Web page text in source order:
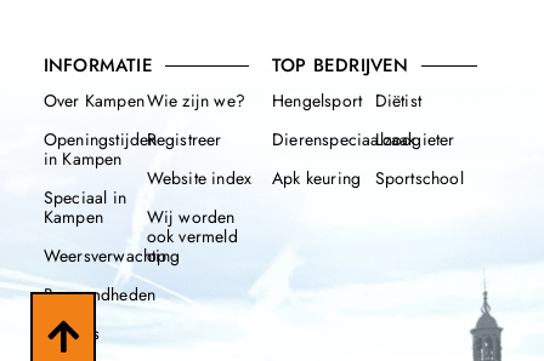
INFORMATIE
Over Kampen
Openingstijden
in Kampen
Speciaal in
Kampen
Weersverwachting
Beroemdheden
Nieuws
Wie zijn we?
Registreer
Website index
Wij worden
ook vermeld
op
TOP BEDRIJVEN
Hengelsport
Dierenspeciaalzaak
Apk keuring
Diëtist
Loodgieter
Sportschool